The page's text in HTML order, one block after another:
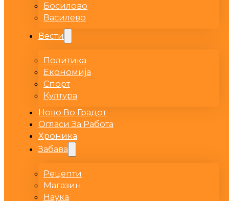
Босилово
Василево
Вести
Политика
Економија
Спорт
Култура
Ново Во Градот
Огласи За Работа
Хроника
Забава
Рецепти
Магазин
Наука